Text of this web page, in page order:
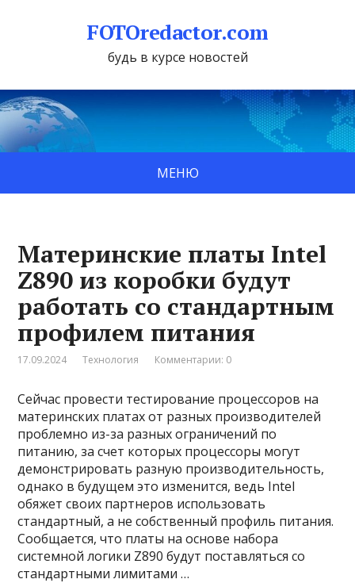
FOTOredactor.com
будь в курсе новостей
МЕНЮ
Материнские платы Intel
Z890 из коробки будут
работать со стандартным
профилем питания
17.09.2024 Технология Комментарии: 0
Сейчас провести тестирование процессоров на
материнских платах от разных производителей
проблемно из-за разных ограничений по
питанию, за счет которых процессоры могут
демонстрировать разную производительность,
однако в будущем это изменится, ведь Intel
обяжет своих партнеров использовать
стандартный, а не собственный профиль питания.
Сообщается, что платы на основе набора
системной логики Z890 будут поставляться со
стандартными лимитами …